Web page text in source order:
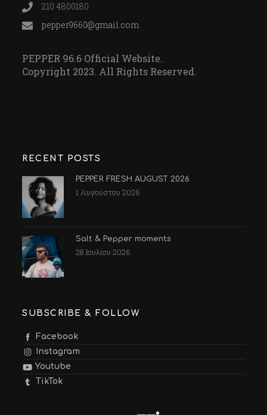
210 4800180
pepper9660@gmail.com
PEPPER 96.6 Official Website.
Copyright 2023. All Rights Reserved.
RECENT POSTS
PEPPER FRESH AUGUST 2026
1 Αυγούστου 2026
Salt & Pepper moments
28 Ιουλίου 2026
SUBSCRIBE & FOLLOW
Facebook
Instagram
Youtube
TikTok